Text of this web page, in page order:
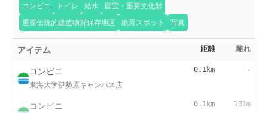
コンビニ トイレ 給水
国宝・重要文化財
重要伝統的建造物群保存地区
絶景スポット 写真
アイテム 距離 離れ
コンビニ
東海大学伊勢原キャンパス店
0.1km -
コンビニ 0.1km 101m